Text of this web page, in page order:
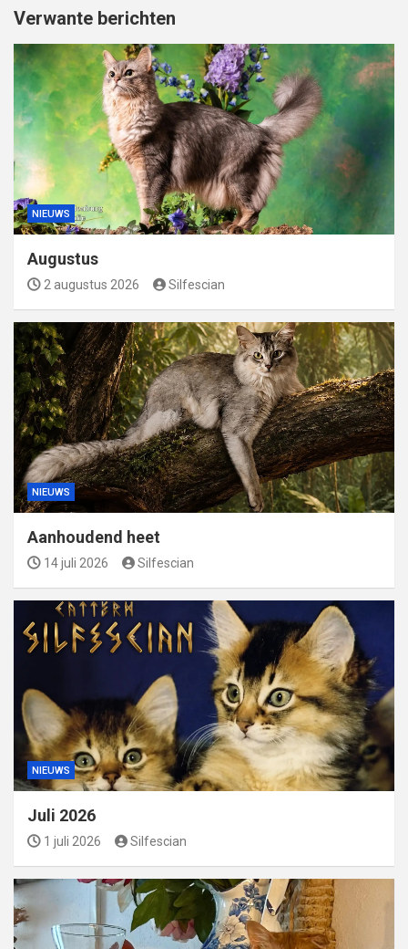
Verwante berichten
NIEUWS
Augustus
2 augustus 2026 Silfescian
NIEUWS
Aanhoudend heet
14 juli 2026 Silfescian
NIEUWS
Juli 2026
1 juli 2026 Silfescian